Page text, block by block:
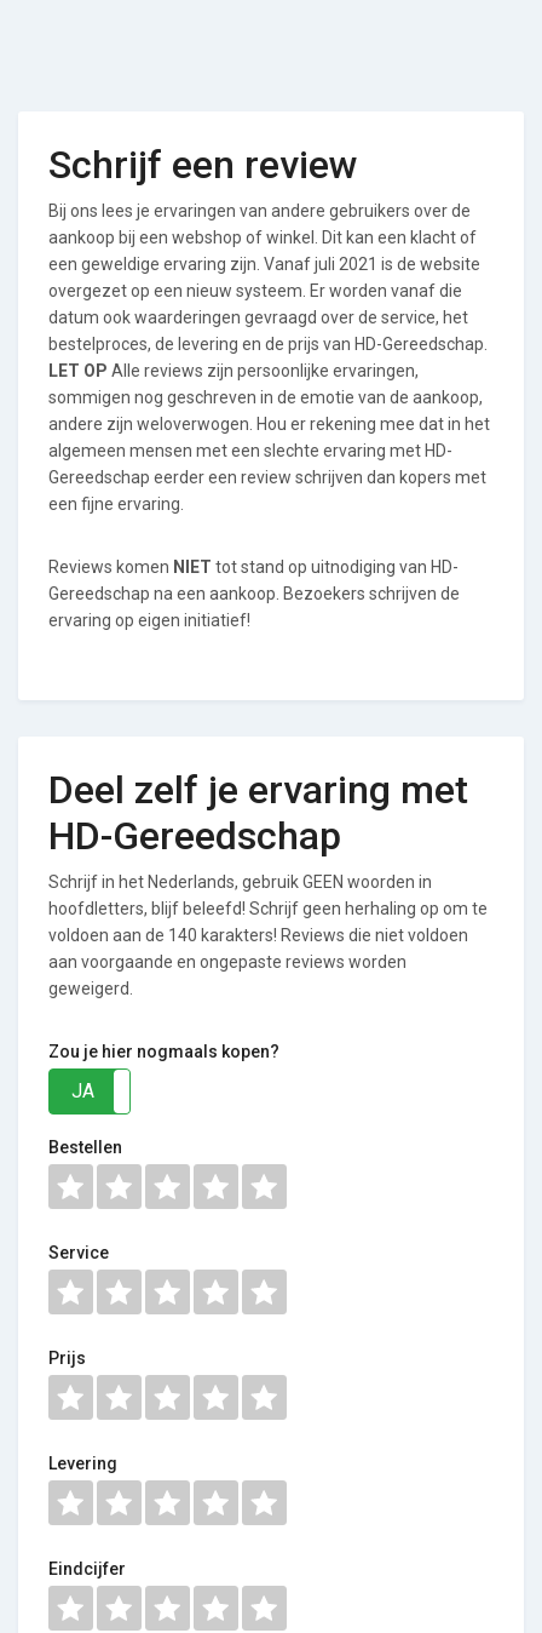
Schrijf een review
Bij ons lees je ervaringen van andere gebruikers over de
aankoop bij een webshop of winkel. Dit kan een klacht of
een geweldige ervaring zijn. Vanaf juli 2021 is de website
overgezet op een nieuw systeem. Er worden vanaf die
datum ook waarderingen gevraagd over de service, het
bestelproces, de levering en de prijs van HD-Gereedschap.
LET OP Alle reviews zijn persoonlijke ervaringen,
sommigen nog geschreven in de emotie van de aankoop,
andere zijn weloverwogen. Hou er rekening mee dat in het
algemeen mensen met een slechte ervaring met HD-
Gereedschap eerder een review schrijven dan kopers met
een fijne ervaring.
Reviews komen NIET tot stand op uitnodiging van HD-
Gereedschap na een aankoop. Bezoekers schrijven de
ervaring op eigen initiatief!
Deel zelf je ervaring met
HD-Gereedschap
Schrijf in het Nederlands, gebruik GEEN woorden in
hoofdletters, blijf beleefd! Schrijf geen herhaling op om te
voldoen aan de 140 karakters! Reviews die niet voldoen
aan voorgaande en ongepaste reviews worden
geweigerd.
Zou je hier nogmaals kopen?
JA
Bestellen
Service
Prijs
Levering
Eindcijfer